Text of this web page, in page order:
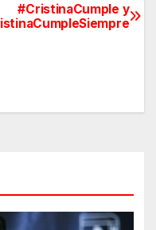
#CristinaCumple y